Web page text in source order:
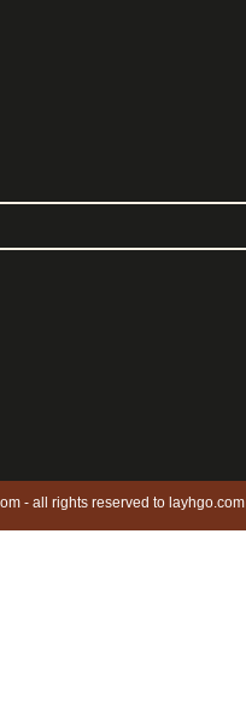
- all rights reserved to layhgo.com